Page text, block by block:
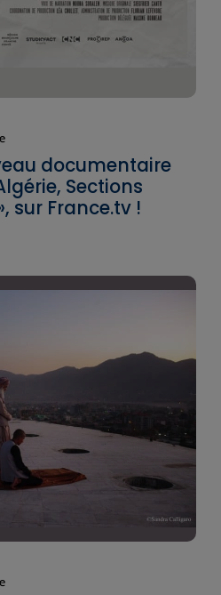
documentaire
Sections
sur France.tv !